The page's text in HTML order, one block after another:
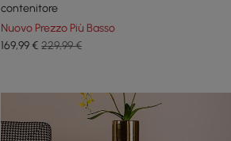
contenitore
Nuovo Prezzo Più Basso
169,99€ 229,99 €